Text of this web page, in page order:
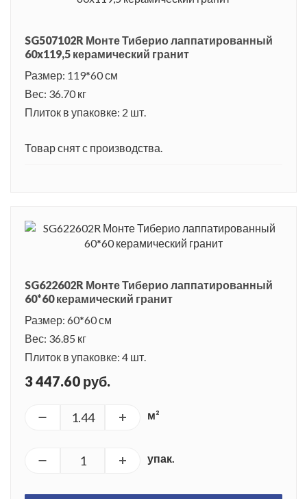
SG507102R Монте Тиберио лаппатированный
60x119,5 керамический гранит
Размер: 119*60 см
Вес: 36.70 кг
Плиток в упаковке: 2 шт.
Товар снят с производства.
SG622602R Монте Тиберио лаппатированный
60*60 керамический гранит
Размер: 60*60 см
Вес: 36.85 кг
Плиток в упаковке: 4 шт.
3 447.60 руб.
м²
упак.